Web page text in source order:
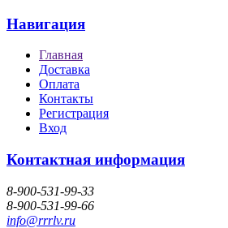
Навигация
Главная
Доставка
Оплата
Контакты
Регистрация
Вход
Контактная информация
8-900-531-99-33
8-900-531-99-66
info@rrrlv.ru